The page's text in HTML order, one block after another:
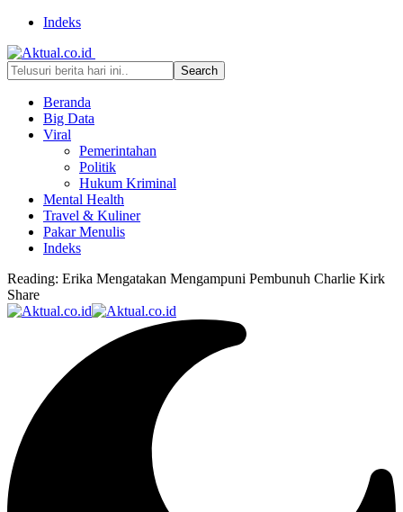
Indeks
Beranda
Big Data
Viral
Pemerintahan
Politik
Hukum Kriminal
Mental Health
Travel & Kuliner
Pakar Menulis
Indeks
Reading: Erika Mengatakan Mengampuni Pembunuh Charlie Kirk
Share